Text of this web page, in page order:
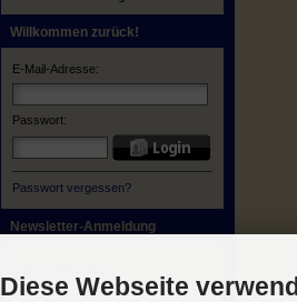
Willkommen zurück!
E-Mail-Adresse:
Passwort:
Passwort vergessen?
Newsletter-Anmeldung
Diese Webseite